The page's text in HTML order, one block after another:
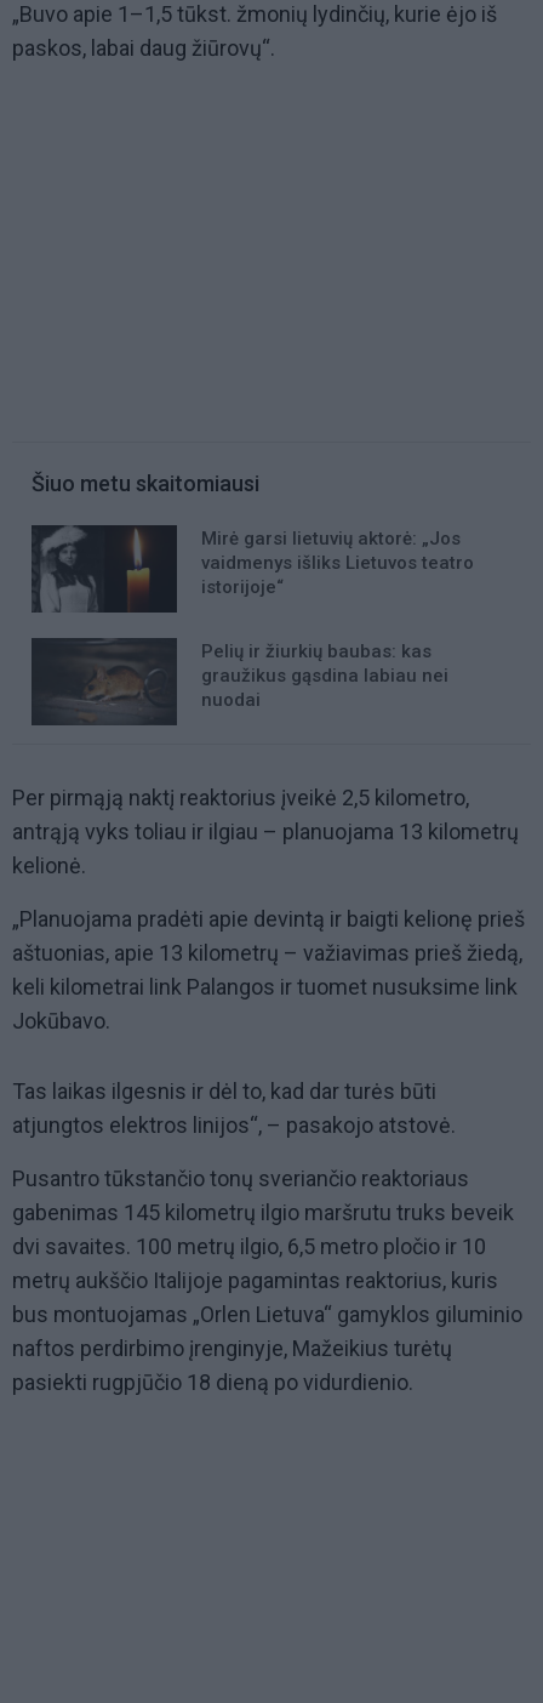
„Buvo apie 1–1,5 tūkst. žmonių lydinčių, kurie ėjo iš
paskos, labai daug žiūrovų“.
Šiuo metu skaitomiausi
Mirė garsi lietuvių aktorė: „Jos
vaidmenys išliks Lietuvos teatro
istorijoje“
Pelių ir žiurkių baubas: kas
graužikus gąsdina labiau nei
nuodai
Per pirmąją naktį reaktorius įveikė 2,5 kilometro,
antrąją vyks toliau ir ilgiau – planuojama 13 kilometrų
kelionė.
„Planuojama pradėti apie devintą ir baigti kelionę prieš
aštuonias, apie 13 kilometrų – važiavimas prieš žiedą,
keli kilometrai link Palangos ir tuomet nusuksime link
Jokūbavo.
Tas laikas ilgesnis ir dėl to, kad dar turės būti
atjungtos elektros linijos“, – pasakojo atstovė.
Pusantro tūkstančio tonų sveriančio reaktoriaus
gabenimas 145 kilometrų ilgio maršrutu truks beveik
dvi savaites. 100 metrų ilgio, 6,5 metro pločio ir 10
metrų aukščio Italijoje pagamintas reaktorius, kuris
bus montuojamas „Orlen Lietuva“ gamyklos giluminio
naftos perdirbimo įrenginyje, Mažeikius turėtų
pasiekti rugpjūčio 18 dieną po vidurdienio.